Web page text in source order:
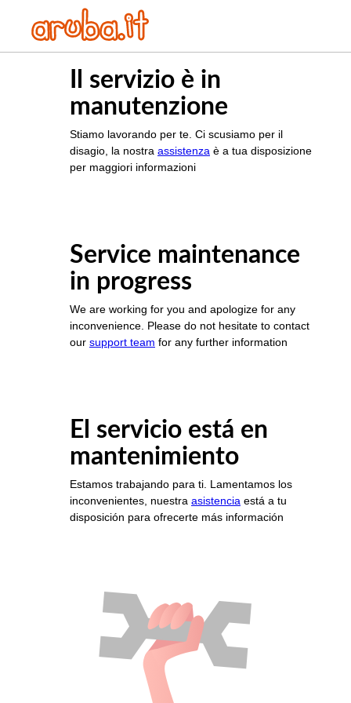
Il servizio è in
manutenzione
Stiamo lavorando per te. Ci scusiamo per il
disagio, la nostra assistenza è a tua disposizione
per maggiori informazioni
Service maintenance
in progress
We are working for you and apologize for any
inconvenience. Please do not hesitate to contact
our support team for any further information
El servicio está en
mantenimiento
Estamos trabajando para ti. Lamentamos los
inconvenientes, nuestra asistencia está a tu
disposición para ofrecerte más información